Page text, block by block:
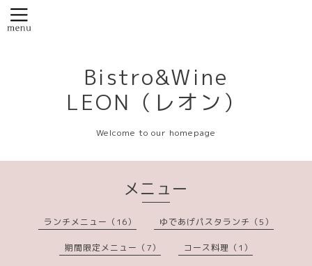
Bistro&Wine
LEON（レオン）
Welcome to our homepage
メニュー
ランチメニュー（16） ゆであげパスタランチ（5）
期間限定メニュー（7） コース料理（1）